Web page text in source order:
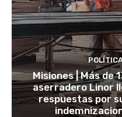
Misiones | Más de
aserradero Linor
respuestas por